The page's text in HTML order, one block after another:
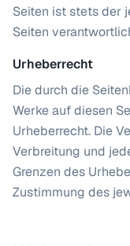
Seiten ist stets der
Seiten
Urheberrecht
Die durch die
Werke auf diesen
Urheberrecht. Die
Verbreitung und
Grenzen des
Zustimmung des